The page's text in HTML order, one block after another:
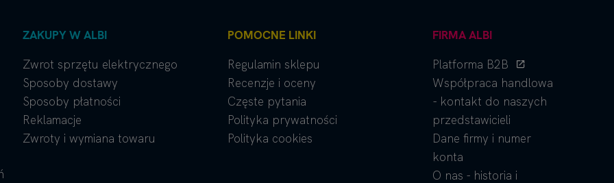
ZAKUPY W ALBI
Zwrot sprzętu elektrycznego
Sposoby dostawy
Sposoby płatności
Reklamacje
Zwroty i wymiana towaru
POMOCNE LINKI
Regulamin sklepu
Recenzje i oceny
Częste pytania
Polityka prywatności
Polityka cookies
FIRMA ALBI
Platforma B2B
Współpraca handlowa
- kontakt do naszych
przedstawicieli
Dane firmy i numer
konta
O nas - historia i